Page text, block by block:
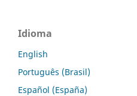
Idioma
English
Português (Brasil)
Español (España)